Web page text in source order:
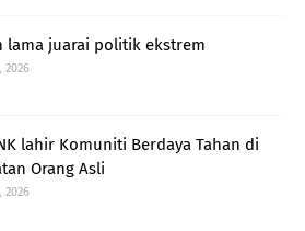
lama juarai politik ekstrem
2026
lahir Komuniti Berdaya Tahan di
Orang Asli
2026